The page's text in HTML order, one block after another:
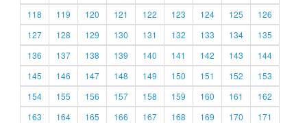
118
119 120 121 122 123 124 125
126
127
128 129 130 131 132 133 134
135
136
137 138 139 140 141 142 143
144
145
146 147 148 149 150 151 152
153
154
155 156 157 158 159 160 161
162
163
164 165 166 167 168 169 170
171